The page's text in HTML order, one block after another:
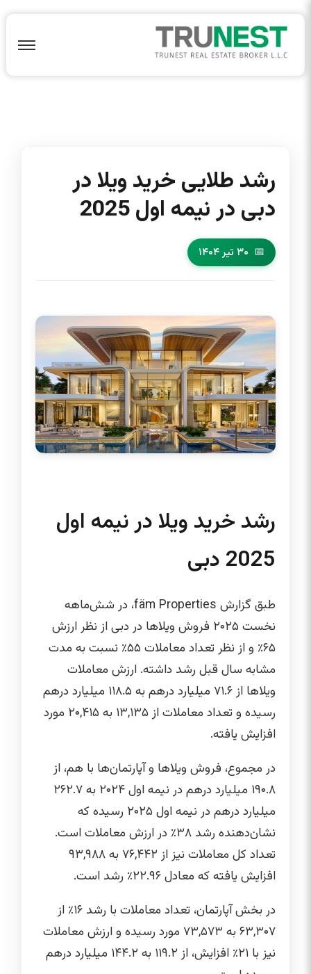
رشد طلایی خرید ویلا در
دبی در نیمه اول 2025
۳۰ تیر ۱۴۰۴
رشد خرید ویلا در نیمه اول
2025 دبی
طبق گزارش fäm Properties، در شش‌ماهه
نخست ۲۰۲۵ فروش ویلاها در دبی از نظر ارزش
۶۵٪ و از نظر تعداد معاملات ۵۵٪ نسبت به مدت
مشابه سال قبل رشد داشته. ارزش معاملات
ویلاها از ۷۱.۶ میلیارد درهم به ۱۱۸.۵ میلیارد درهم
رسیده و تعداد معاملات از ۱۳,۱۳۵ به ۲۰,۴۱۵ مورد
افزایش یافته.
در مجموع، فروش ویلاها و آپارتمان‌ها با هم، از
۱۹۰.۸ میلیارد درهم در نیمه اول ۲۰۲۴ به ۲۶۲.۷
میلیارد درهم در نیمه اول ۲۰۲۵ رسیده که
نشان‌دهنده رشد ۳۸٪ در ارزش معاملات است.
تعداد کل معاملات نیز از ۷۶,۴۴۲ به ۹۳,۹۸۸
افزایش یافته که معادل ۲۲.۹۶٪ رشد است.
در بخش آپارتمان، تعداد معاملات با رشد ۱۶٪ از
۶۳,۳۰۷ به ۷۳,۵۷۳ مورد رسیده و ارزش معاملات
نیز با ۲۱٪ افزایش، از ۱۱۹.۲ به ۱۴۴.۲ میلیارد درهم